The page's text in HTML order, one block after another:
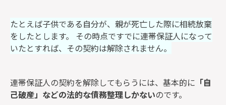
たとえば子供である自分が、親が死亡した際に相続放棄
をしたとします。 その時点ですでに連帯保証人になって
いたとすれば、その契約は解除されません。
連帯保証人の契約を解除してもらうには、基本的に 「自
己破産」などの法的な債務整理しかないのです。